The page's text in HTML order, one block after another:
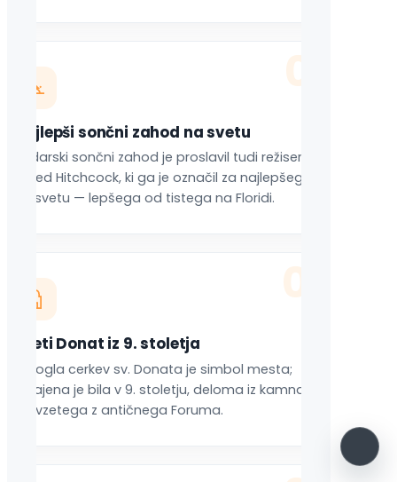
Najlepši sončni zahod na svetu
Zadarski sončni zahod je proslavil tudi režiser
Alfred Hitchcock, ki ga je označil za najlepšega
na svetu — lepšega od tistega na Floridi.
Sveti Donat iz 9. stoletja
Okrogla cerkev sv. Donata je simbol mesta;
zgrajena je bila v 9. stoletju, deloma iz kamna,
prevzetega z antičnega Foruma.